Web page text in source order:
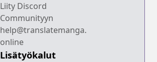
Liity Discord
Communityyn
help@translatemanga.
online
Lisätyökalut